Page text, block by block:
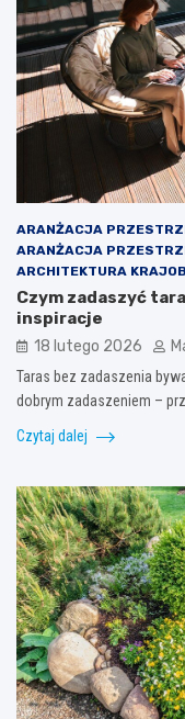
ARANŻACJA
ARANŻACJA
ARCHITEKTURA
Czym zadaszyć
inspiracje
18 lutego 2026
Taras bez zadaszenia
dobrym zadaszeniem –
Czytaj dalej